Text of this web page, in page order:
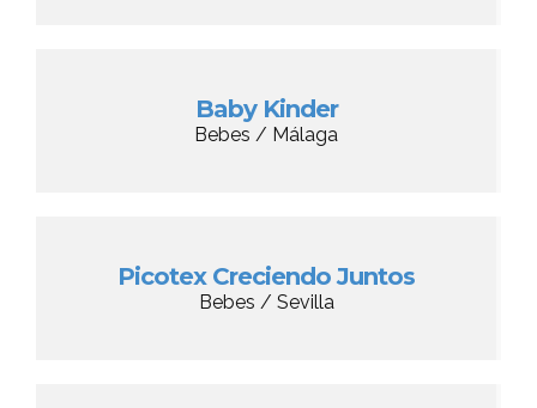
Baby Kinder
Bebes / Málaga
Picotex Creciendo Juntos
Bebes / Sevilla